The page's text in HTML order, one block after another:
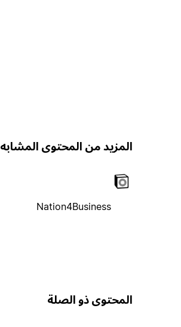
المزيد من المحتوى المشابه
Nation4Business
المحتوى ذو الصلة